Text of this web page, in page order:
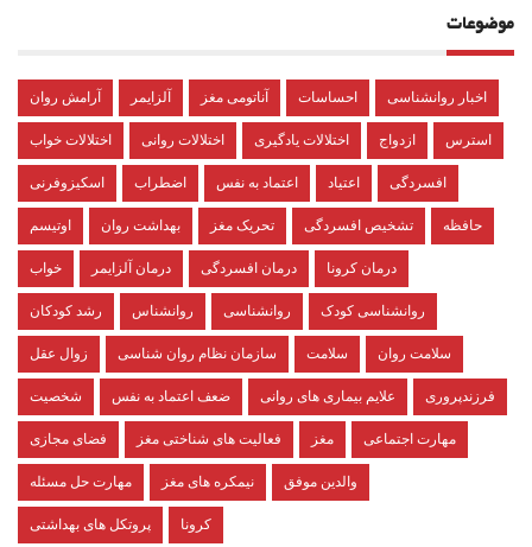
موضوعات
آرامش روان آلزایمر آناتومی مغز احساسات اخبار روانشناسی
اختلالات خواب اختلالات روانی اختلالات یادگیری ازدواج استرس
اسکیزوفرنی اضطراب اعتماد به نفس اعتیاد افسردگی
اوتیسم بهداشت روان تحریک مغز تشخیص افسردگی حافظه
خواب درمان آلزایمر درمان افسردگی درمان کرونا
رشد کودکان روانشناس روانشناسی روانشناسی کودک
زوال عقل سازمان نظام روان شناسی سلامت سلامت روان
شخصیت ضعف اعتماد به نفس علایم بیماری های روانی فرزندپروری
فضای مجازی فعالیت های شناختی مغز مغز مهارت اجتماعی
مهارت حل مسئله نیمکره های مغز والدین موفق
پروتکل های بهداشتی کرونا